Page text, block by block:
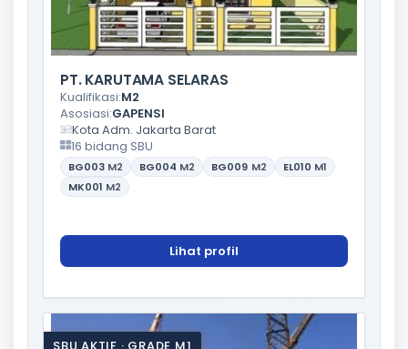
PT. KARUTAMA SELARAS
Kualifikasi:M2
Asosiasi:GAPENSI
Kota Adm. Jakarta Barat
16 bidang SBU
BG003 M2 BG004 M2 BG009 M2 EL010 M1
MK001 M2
Lihat profil
SBU AKTIF · GRADE M1